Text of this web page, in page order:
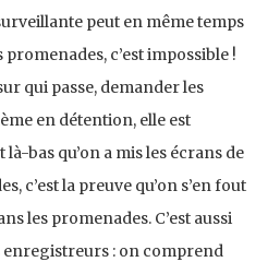
peut en même temps
c’est impossible !
qui passe, demander les
en détention, elle est
bas qu’on a mis les écrans de
c’est la preuve qu’on s’en fout
les promenades. C’est aussi
enregistreurs : on comprend